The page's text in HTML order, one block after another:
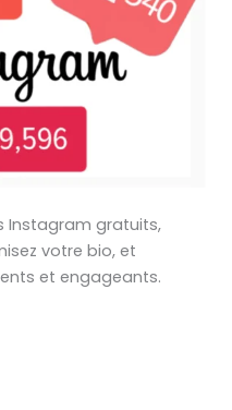
Instagram gratuits,
votre bio, et
et engageants.